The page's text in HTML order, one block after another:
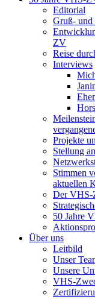
Editorial
Gruß- und
ZV
Reise
Interviews
Projekte
Stellung
Stimmen
aktuellen
Der VHS-
50 Jahre
Über uns
Leitbild
Unser
Unsere
VHS-